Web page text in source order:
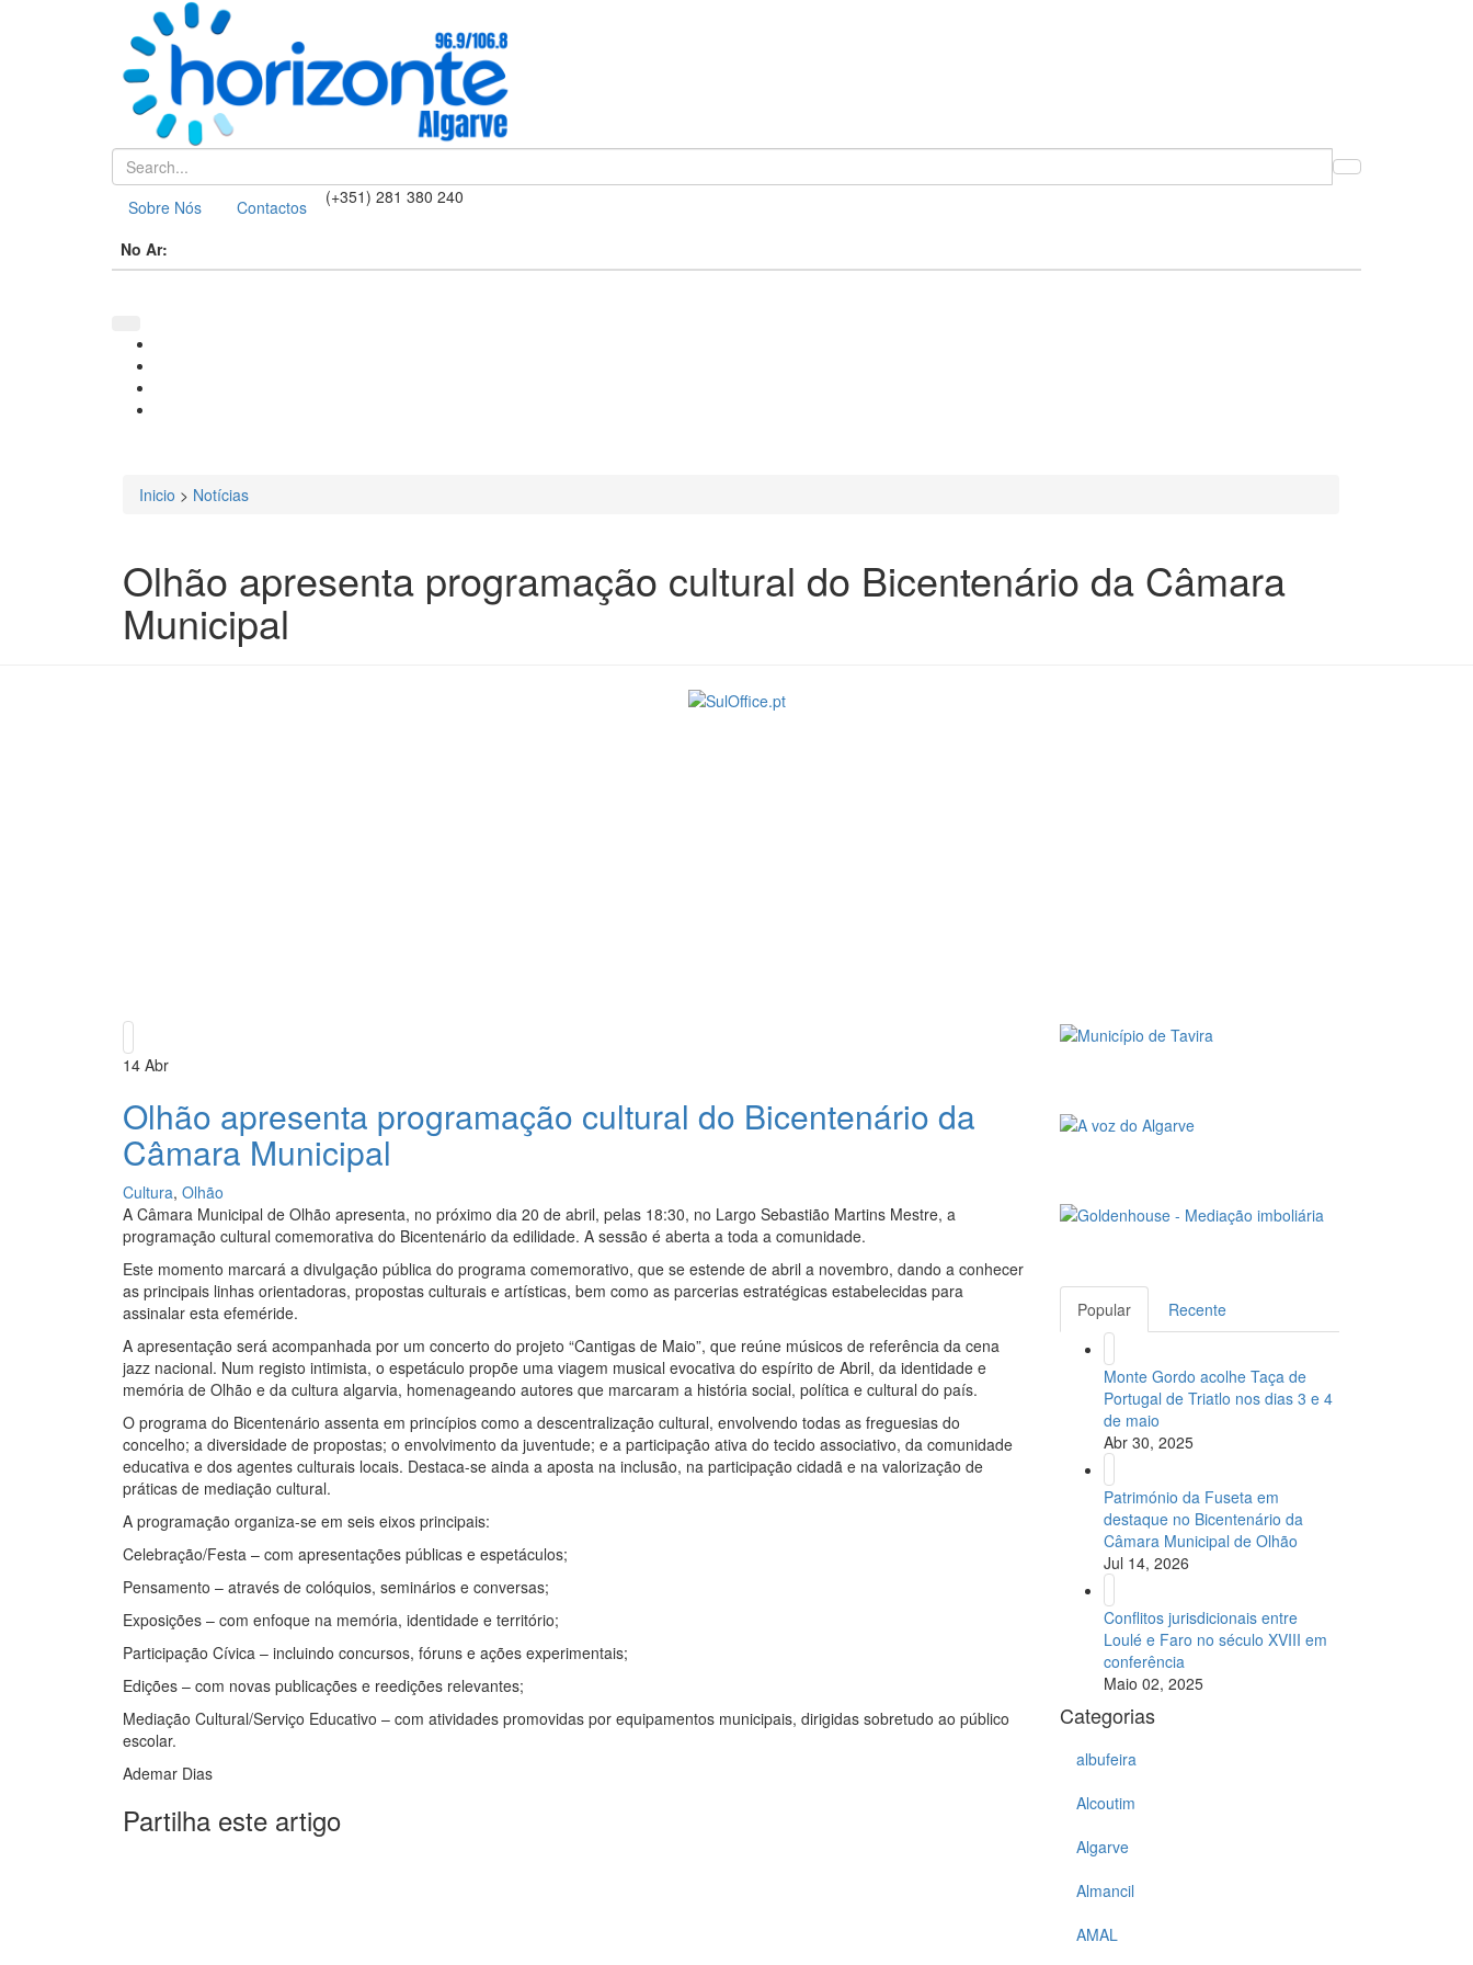
Sobre Nós Contactos (+351) 281 380 240
No Ar:
Está aqui
Inicio > Notícias
Olhão apresenta programação cultural do Bicentenário da Câmara
Municipal
14 Abr
Olhão apresenta programação cultural do Bicentenário da
Câmara Municipal
Cultura, Olhão
A Câmara Municipal de Olhão apresenta, no próximo dia 20 de abril, pelas 18:30, no Largo Sebastião Martins Mestre, a
programação cultural comemorativa do Bicentenário da edilidade. A sessão é aberta a toda a comunidade.
Este momento marcará a divulgação pública do programa comemorativo, que se estende de abril a novembro, dando a conhecer
as principais linhas orientadoras, propostas culturais e artísticas, bem como as parcerias estratégicas estabelecidas para
assinalar esta efeméride.
A apresentação será acompanhada por um concerto do projeto “Cantigas de Maio”, que reúne músicos de referência da cena
jazz nacional. Num registo intimista, o espetáculo propõe uma viagem musical evocativa do espírito de Abril, da identidade e
memória de Olhão e da cultura algarvia, homenageando autores que marcaram a história social, política e cultural do país.
O programa do Bicentenário assenta em princípios como a descentralização cultural, envolvendo todas as freguesias do
concelho; a diversidade de propostas; o envolvimento da juventude; e a participação ativa do tecido associativo, da comunidade
educativa e dos agentes culturais locais. Destaca-se ainda a aposta na inclusão, na participação cidadã e na valorização de
práticas de mediação cultural.
A programação organiza-se em seis eixos principais:
Celebração/Festa – com apresentações públicas e espetáculos;
Pensamento – através de colóquios, seminários e conversas;
Exposições – com enfoque na memória, identidade e território;
Participação Cívica – incluindo concursos, fóruns e ações experimentais;
Edições – com novas publicações e reedições relevantes;
Mediação Cultural/Serviço Educativo – com atividades promovidas por equipamentos municipais, dirigidas sobretudo ao público
escolar.
Ademar Dias
Partilha este artigo
Popular Recente
Monte Gordo acolhe Taça de
Portugal de Triatlo nos dias 3 e 4
de maio
Abr 30, 2025
Património da Fuseta em
destaque no Bicentenário da
Câmara Municipal de Olhão
Jul 14, 2026
Conflitos jurisdicionais entre
Loulé e Faro no século XVIII em
conferência
Maio 02, 2025
Categorias
albufeira
Alcoutim
Algarve
Almancil
AMAL